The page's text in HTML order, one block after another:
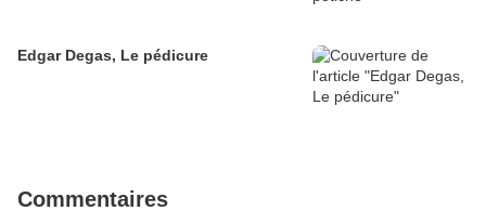
Edgar Degas, Le pédicure
Commentaires